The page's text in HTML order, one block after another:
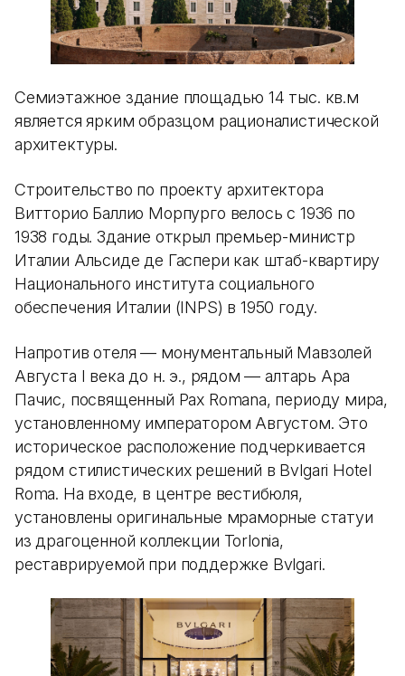
Семиэтажное здание площадью 14 тыс. кв.м
является ярким образцом рационалистической
архитектуры.
Строительство по проекту архитектора
Витторио Баллио Морпурго велось с 1936 по
1938 годы. Здание открыл премьер-министр
Италии Альсиде де Гаспери как штаб-квартиру
Национального института социального
обеспечения Италии (INPS) в 1950 году.
Напротив отеля — монументальный Мавзолей
Августа I века до н. э., рядом — алтарь Ара
Пачис, посвященный Pax Romana, периоду мира,
установленному императором Августом. Это
историческое расположение подчеркивается
рядом стилистических решений в Bvlgari Hotel
Roma. На входе, в центре вестибюля,
установлены оригинальные мраморные статуи
из драгоценной коллекции Torlonia,
реставрируемой при поддержке Bvlgari.